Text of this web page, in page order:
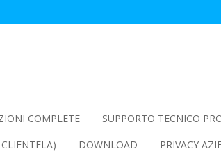
COMPLETE SUPPORTO TECNICO
DOWNLOAD PRIVACY